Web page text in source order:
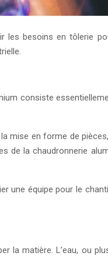
les besoins en tôlerie
consiste
mise en forme de
de la chaudronnerie
une équipe pour le
la matière. L’eau, ou